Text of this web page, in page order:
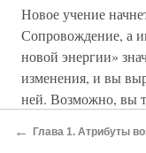
Новое учение
Сопровождение, а
новой энергии»
изменения, и вы
ней. Возможно, вы
происходят так,
←